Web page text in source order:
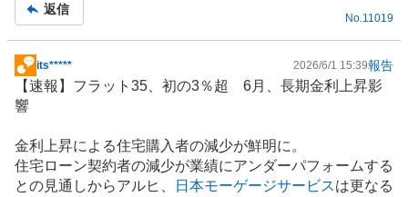
返信
No.11019
掲
示
板
事
its***** 2026/6/1 15:39報告
【速報】フラット35、初の3％超 6月、長期金利上昇影
響
金利上昇による住宅購入者の減少が鮮明に。
住宅ローン契約者の減少が業績にアンダーパフォームする
との見通しからアルヒ、
日本モーゲージサービスは更なる